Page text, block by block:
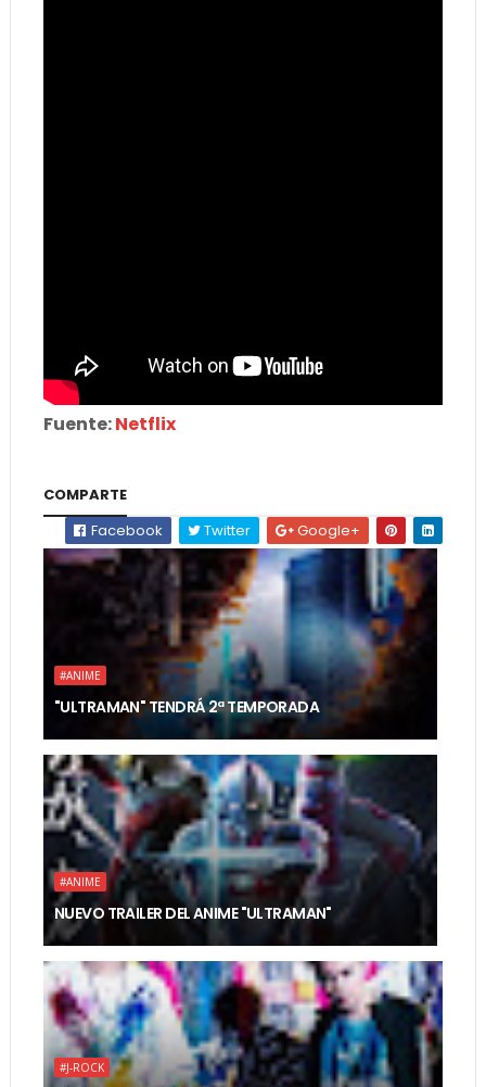
Fuente:Netflix
COMPARTE
Facebook
Twitter Google+
#ANIME
"ULTRAMAN" TENDRÁ 2ª TEMPORADA
#ANIME
NUEVO TRAILER DEL ANIME "ULTRAMAN"
#J-ROCK